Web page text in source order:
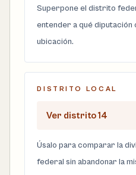
Superpone el distrito
entender a qué
ubicación.
DISTRITO LOCAL
Ver distrito 14
Úsalo para comparar la
federal sin abandonar la